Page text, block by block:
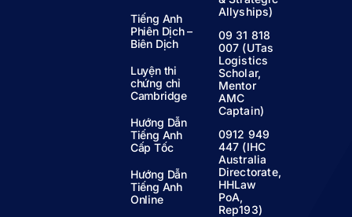
Tiếng Anh
Phiên Dịch –
Biên Dịch
Luyện thi
chứng chỉ
Cambridge
Hướng Dẫn
Tiếng Anh
Cấp Tốc
Hướng Dẫn
Tiếng Anh
Online
Allyships)
09 31 818
007 (UTas
Logistics
Scholar,
Mentor
AMC
Captain)
0912 949
447 (IHC
Australia
Directorate,
HHLaw
PoA,
Rep193)